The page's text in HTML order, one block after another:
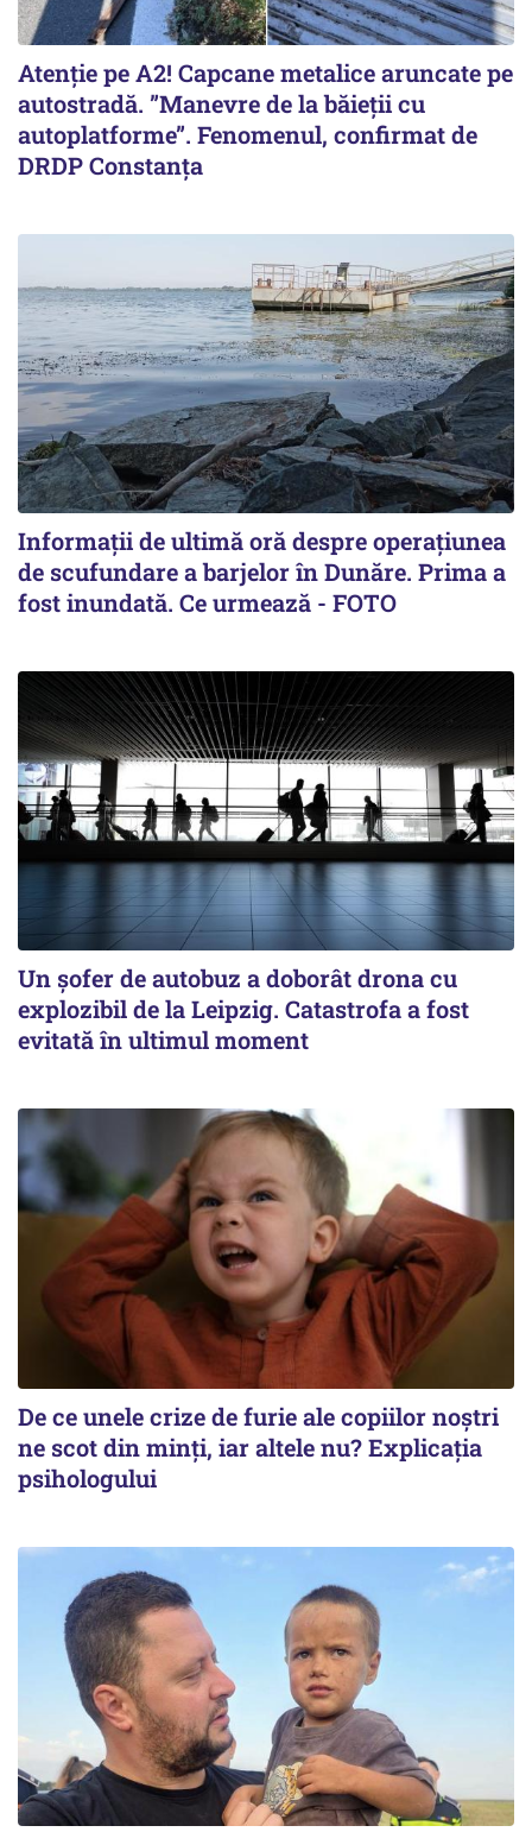
Atenție pe A2! Capcane metalice aruncate pe
autostradă. ”Manevre de la băieții cu
autoplatforme”. Fenomenul, confirmat de
DRDP Constanța
Informații de ultimă oră despre operațiunea
de scufundare a barjelor în Dunăre. Prima a
fost inundată. Ce urmează - FOTO
Un șofer de autobuz a doborât drona cu
explozibil de la Leipzig. Catastrofa a fost
evitată în ultimul moment
De ce unele crize de furie ale copiilor noștri
ne scot din minți, iar altele nu? Explicația
psihologului